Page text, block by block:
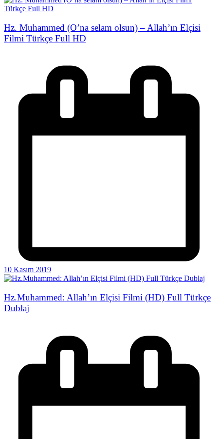
Hz. Muhammed (O’na selam olsun) – Allah’ın Elçisi
Filmi Türkçe Full HD
10 Kasım 2019
Hz.Muhammed: Allah’ın Elçisi Filmi (HD) Full Türkçe
Dublaj